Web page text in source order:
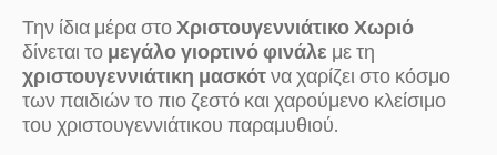
Την ίδια μέρα στοΧριστουγεννιάτικο Χωριό
δίνεται τομεγάλο γιορτινό φινάλε με τη
χριστουγεννιάτικη μασκότνα χαρίζει στο κόσμο
των παιδιών το πιο ζεστό και χαρούμενο κλείσιμο
του χριστουγεννιάτικου παραμυθιού.